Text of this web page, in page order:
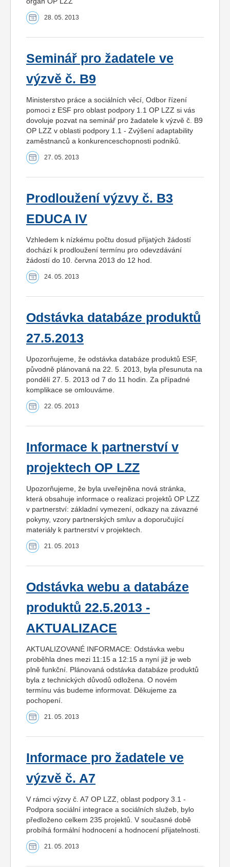
28. 05. 2013
Seminář pro žadatele ve
výzvě č. B9
Ministerstvo práce a sociálních věcí, Odbor řízení
pomoci z ESF pro oblast podpory 1.1 OP LZZ si vás
dovoluje pozvat na seminář pro žadatele k výzvě č. B9
OP LZZ v oblasti podpory 1.1 - Zvýšení adaptability
zaměstnanců a konkurenceschopnosti podniků.
27. 05. 2013
Prodloužení výzvy č. B3
EDUCA IV
Vzhledem k nízkému počtu dosud přijatých žádostí
dochází k prodloužení termínu pro odevzdávání
žádostí do 10. června 2013 do 12 hod.
24. 05. 2013
Odstávka databáze produktů
27.5.2013
Upozorňujeme, že odstávka databáze produktů ESF,
původně plánovaná na 22. 5. 2013, byla přesunuta na
pondělí 27. 5. 2013 od 7 do 11 hodin. Za případné
komplikace se omlouváme.
22. 05. 2013
Informace k partnerství v
projektech OP LZZ
Upozorňujeme, že byla uveřejněna nová stránka,
která obsahuje informace o realizaci projektů OP LZZ
v partnerství: základní vymezení, odkazy na závazné
pokyny, vzory partnerských smluv a doporučující
materiály k partnerství v projektech.
21. 05. 2013
Odstávka webu a databáze
produktů 22.5.2013 -
AKTUALIZACE
AKTUALIZOVANÉ INFORMACE: Odstávka webu
proběhla dnes mezi 11:15 a 12:15 a nyní již je web
plně funkční. Plánovaná odstávka databáze produktů
byla z technických důvodů odložena. O novém
termínu vás budeme informovat. Děkujeme za
pochopení.
21. 05. 2013
Informace pro žadatele ve
výzvě č. A7
V rámci výzvy č. A7 OP LZZ, oblast podpory 3.1 -
Podpora sociální integrace a sociálních služeb, bylo
předloženo celkem 235 projektů. V současné době
probíhá formální hodnocení a hodnocení přijatelnosti.
21. 05. 2013